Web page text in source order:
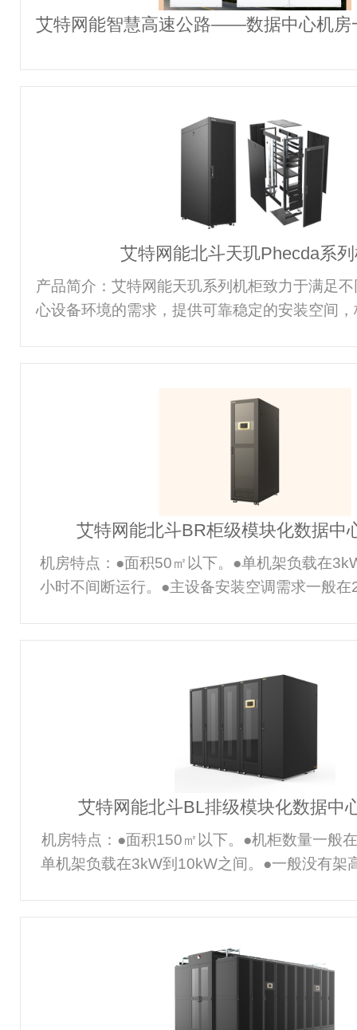
艾特网能智慧高速公路——数据中心机房
艾特网能北斗天玑Phecda系
产品简介：艾特网能天玑系列机柜致力于满足
心设备环境的需求，提供可靠稳定的安装空间
行业场景如通信，工业，政府，银行，企业等
的产品优点：●个性化的定制应用满足客户对
器机柜的不同需求●坚如磐石的安全设计19寸
艾特网能北斗BR柜级模块化数据中
机房特点：●面积50㎡以下。●单机架负载在
小时不间断运行。●主设备安装空调需求一般
块化数据中心解决方案BR将电能管理、环境控
柜内，具备功能全、易建设、易扩容、节能环
全：BR在一个机柜内集成了供配电、UPS、
艾特网能北斗BL排级模块化数据中
机房特点：●面积150㎡以下。●机柜数量一般
单机架负载在3kW到10kW之间。●一般没有架
少资本成本。●建设模式：要求建设速度快，
维护性：维护费用低，维护专业要求低，维护
艾特网能BL排级模块化数据中心解决方案BL